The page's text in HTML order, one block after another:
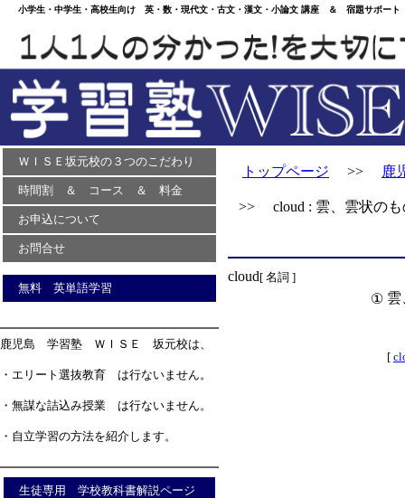
小学生・中学生・高校生向け 英・数・現代文・古文・漢文・小論文 講座 ＆ 宿題サポー
ＷＩＳＥ坂元校の３つのこだわり
時間割 ＆ コース ＆ 料金
お申込について
お問合せ
無料 英単語学習
鹿児島 学習塾 ＷＩＳＥ 坂元校は、
・エリート選抜教育 は行ないません。
・無謀な詰込み授業 は行ないません。
・自立学習の方法を紹介します。
生徒専用 学校教科書解説ページ
トップページ >> 鹿
>> cloud : 雲、雲状のも
cloud[ 名詞 ]
① 雲
[